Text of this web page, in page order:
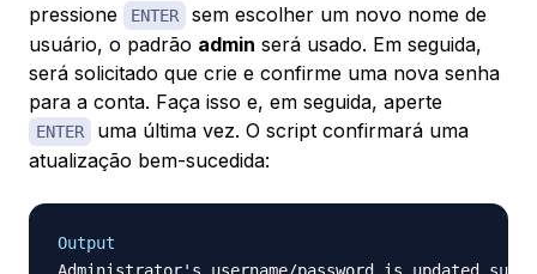
pressione
ENTER
sem escolher um novo nome de
usuário, o padrão admin será usado. Em seguida,
será solicitado que crie e confirme uma nova senha
para a conta. Faça isso e, em seguida, aperte
ENTER
uma última vez. O script confirmará uma
atualização bem-sucedida:
Output